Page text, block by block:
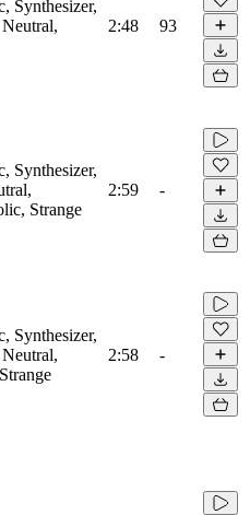
Synthesizer,
2:48 93
Synthesizer,
Strange
2:59 -
Synthesizer,
2:58 -